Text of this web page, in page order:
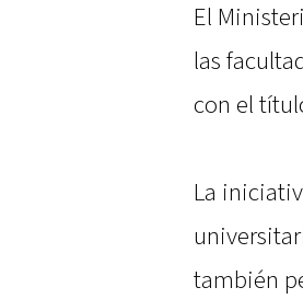
El
las
con el
La
también